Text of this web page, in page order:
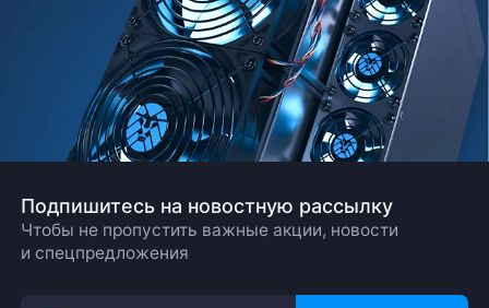
Подпишитесь на новостную рассылку
Чтобы не пропустить важные акции, новости
и спецпредложения